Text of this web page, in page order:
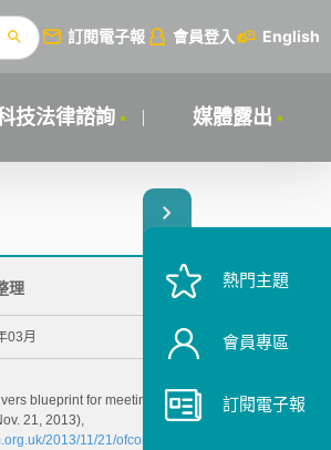
訂閱電子報 會員登入 English
技法律諮詢 媒體露出
理
03月
blueprint for meeting future
21, 2013),
2013/11/21/ofcom-delivers-
熱門主題
會員專區
訂閱電子報